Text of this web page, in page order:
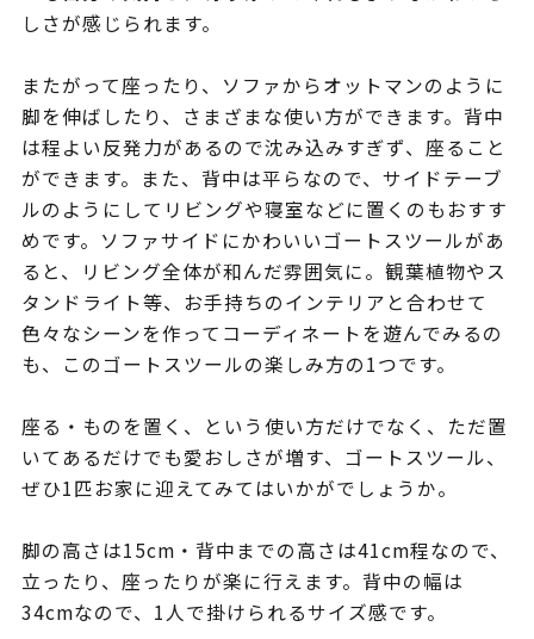
しさが感じられます。
またがって座ったり、ソファからオットマンのように
脚を伸ばしたり、さまざまな使い方ができます。背中
は程よい反発力があるので沈み込みすぎず、座ること
ができます。また、背中は平らなので、サイドテーブ
ルのようにしてリビングや寝室などに置くのもおすす
めです。ソファサイドにかわいいゴートスツールがあ
ると、リビング全体が和んだ雰囲気に。観葉植物やス
タンドライト等、お手持ちのインテリアと合わせて
色々なシーンを作ってコーディネートを遊んでみるの
も、このゴートスツールの楽しみ方の1つです。
座る・ものを置く、という使い方だけでなく、ただ置
いてあるだけでも愛おしさが増す、ゴートスツール、
ぜひ1匹お家に迎えてみてはいかがでしょうか。
脚の高さは15cm・背中までの高さは41cm程なので、
立ったり、座ったりが楽に行えます。背中の幅は
34cmなので、1人で掛けられるサイズ感です。